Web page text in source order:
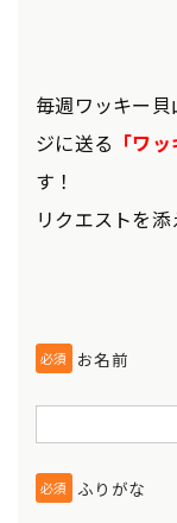
毎週ワッキー
ジに送る 「ワ
す！
リクエストを
必須 お名前
必須 ふりがな